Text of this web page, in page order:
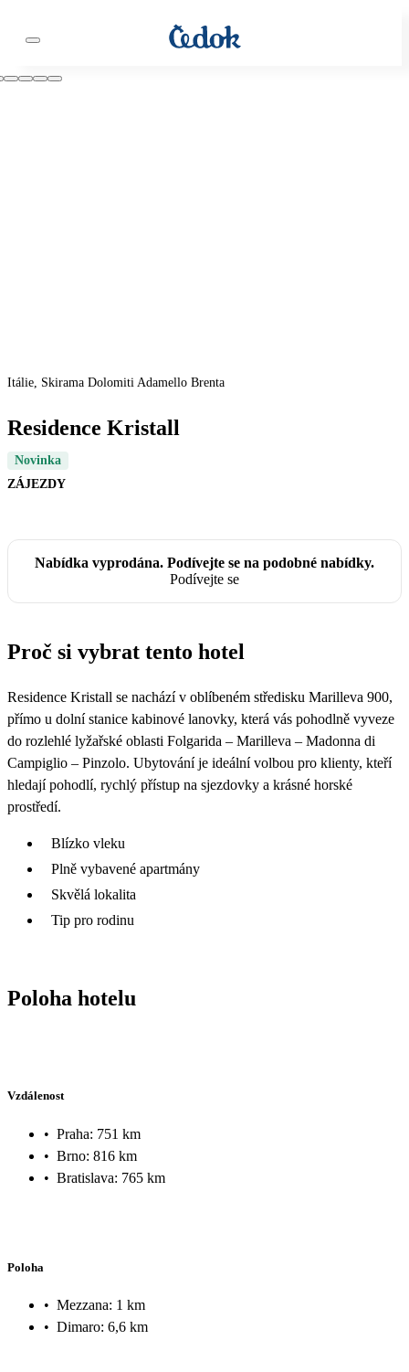
Itálie, Skirama Dolomiti Adamello Brenta
Residence Kristall
Novinka
ZÁJEZDY
Nabídka vyprodána. Podívejte se na podobné nabídky.
Podívejte se
Proč si vybrat tento hotel
Residence Kristall se nachází v oblíbeném středisku Marilleva 900,
přímo u dolní stanice kabinové lanovky, která vás pohodlně vyveze
do rozlehlé lyžařské oblasti Folgarida – Marilleva – Madonna di
Campiglio – Pinzolo. Ubytování je ideální volbou pro klienty, kteří
hledají pohodlí, rychlý přístup na sjezdovky a krásné horské
prostředí.
Blízko vleku
Plně vybavené apartmány
Skvělá lokalita
Tip pro rodinu
Poloha hotelu
Vzdálenost
• Praha: 751 km
• Brno: 816 km
• Bratislava: 765 km
Poloha
• Mezzana: 1 km
• Dimaro: 6,6 km